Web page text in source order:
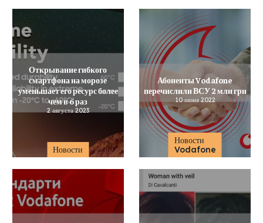
Новости
Открывание гибкого
смартфона на морозе
уменьшает его ресурс более
чем в 6 раз
2 августа 2023
Новости
Vodafone
Абоненты Vodafone
перечислили ВСУ 2 млн грн
10 июня 2022